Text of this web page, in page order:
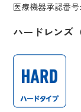
医療機器承認番号
ハードレンズ